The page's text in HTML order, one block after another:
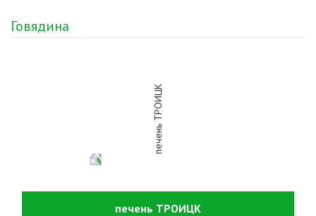
Говядина
печень ТРОИЦК